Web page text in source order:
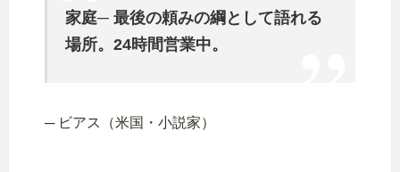
家庭─ 最後の頼みの綱として語れる
場所。24時間営業中。
─ ビアス（米国・小説家）